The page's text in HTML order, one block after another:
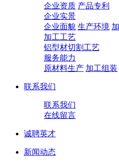
企业资质 产品专利
企业实景
企业面貌 生产环境
加工工艺
铝型材切割工艺
服务能力
原材料生产 加工组装
联系我们
联系我们
在线留言
诚聘英才
新闻动态